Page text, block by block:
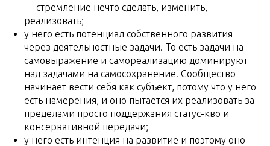
— стремление нечто сделать, изменить,
реализовать;
у него есть потенциал собственного развития
через деятельностные задачи. То есть задачи на
самовыражение и самореализацию доминируют
над задачами на самосохранение. Сообщество
начинает вести себя как субъект, потому что у него
есть намерения, и оно пытается их реализовать за
пределами просто поддержания статус-кво и
консервативной передачи;
у него есть интенция на развитие и поэтому оно